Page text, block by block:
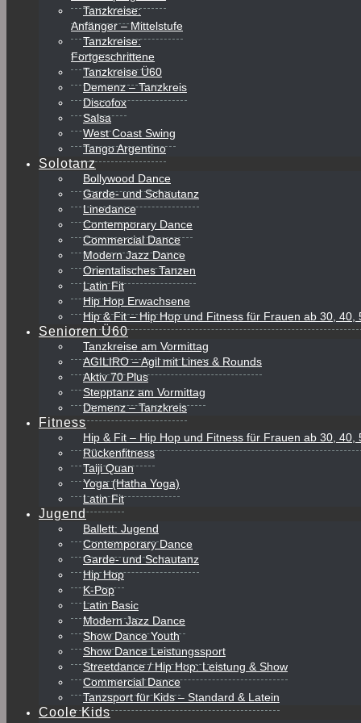
Tanzkreise:
Anfänger – Mittelstufe
Tanzkreise:
Fortgeschrittene
Tanzkreise Ü60
Demenz – Tanzkreis
Discofox
Salsa
West Coast Swing
Tango Argentino
Solotanz
Bollywood Dance
Garde- und Schautanz
Linedance
Contemporary Dance
Commercial Dance
Modern Jazz Dance
Orientalisches Tanzen
Latin Fit
Hip Hop Erwachsene
Hip & Fit – Hip Hop und Fitness für Frauen ab 30, 40,
Senioren Ü60
Tanzkreise am Vormittag
AGILIRO – Agil mit Lines & Rounds
Aktiv 70 Plus
Stepptanz am Vormittag
Demenz – Tanzkreis
Fitness
Hip & Fit – Hip Hop und Fitness für Frauen ab 30, 40,
Rückenfitness
Taiji Quan
Yoga (Hatha Yoga)
Latin Fit
Jugend
Ballett: Jugend
Contemporary Dance
Garde- und Schautanz
Hip Hop
K-Pop
Latin Basic
Modern Jazz Dance
Show Dance Youth
Show Dance Leistungssport
Streetdance / Hip Hop: Leistung & Show
Commercial Dance
Tanzsport für Kids – Standard & Latein
Coole Kids